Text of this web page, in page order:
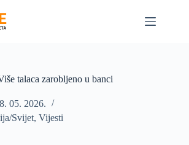
talaca zarobljeno u banci
05. 2026.
Svijet, Vijesti